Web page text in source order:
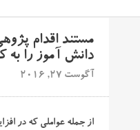
مستند اقدام
دانش آموز را
آگوست 27, 2016
از جمله عواملی که در